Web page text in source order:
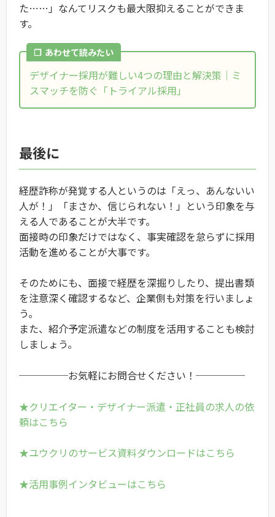
た……」なんてリスクも最大限抑えることができま
す。
❐ あわせて読みたい
デザイナー採用が難しい4つの理由と解決策｜ミ
スマッチを防ぐ「トライアル採用」
最後に
経歴詐称が発覚する人というのは「えっ、あんないい
人が！」「まさか、信じられない！」という印象を与
える人であることが大半です。
面接時の印象だけではなく、事実確認を怠らずに採用
活動を進めることが大事です。
そのためにも、面接で経歴を深掘りしたり、提出書類
を注意深く確認するなど、企業側も対策を行いましょ
う。
また、紹介予定派遣などの制度を活用することも検討
しましょう。
─────お気軽にお問合せください！─────
★クリエイター・デザイナー派遣・正社員の求人の依
頼はこちら
★ユウクリのサービス資料ダウンロードはこちら
★活用事例インタビューはこちら